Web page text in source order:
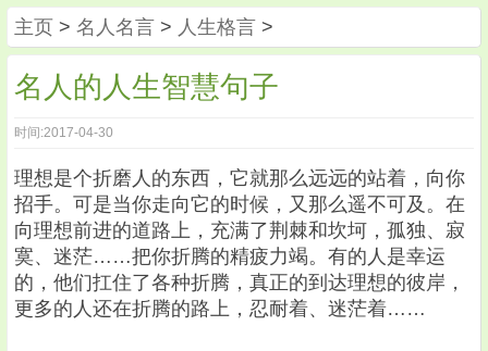
主页 > 名人名言 > 人生格言 >
名人的人生智慧句子
时间:2017-04-30
理想是个折磨人的东西，它就那么远远的站着，向你
招手。可是当你走向它的时候，又那么遥不可及。在
向理想前进的道路上，充满了荆棘和坎坷，孤独、寂
寞、迷茫……把你折腾的精疲力竭。有的人是幸运
的，他们扛住了各种折腾，真正的到达理想的彼岸，
更多的人还在折腾的路上，忍耐着、迷茫着……